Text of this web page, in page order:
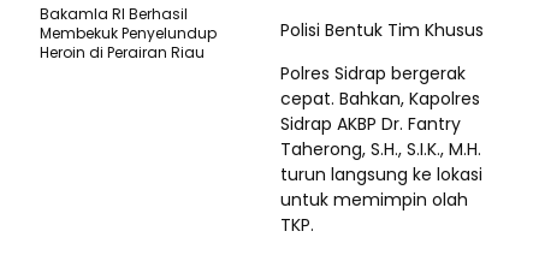
Polisi Bentuk Tim Khusus
Polres Sidrap bergerak
cepat. Bahkan, Kapolres
Sidrap AKBP Dr. Fantry
Taherong, S.H., S.I.K., M.H.
turun langsung ke lokasi
untuk memimpin olah
TKP.
Bakamla RI Berhasil
Membekuk Penyelundup
Heroin di Perairan Riau